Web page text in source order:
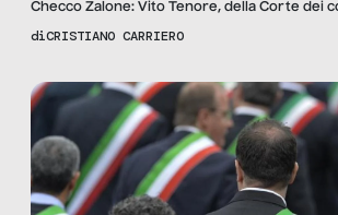
Checco Zalone: Vito Tenore, della Corte dei
esempi di PA virtuose.
diCRISTIANO CARRIERO